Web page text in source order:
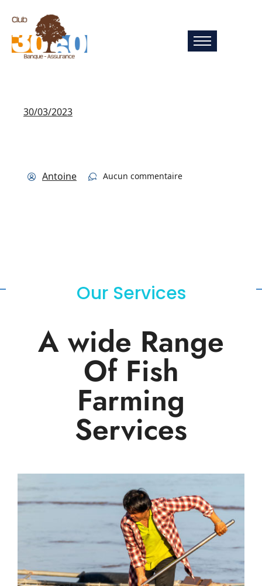
30/03/2023
Antoine Aucun commentaire
Our Services
A wide Range
Of Fish
Farming
Services